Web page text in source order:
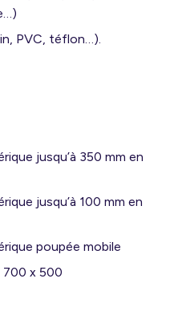
PVC, téflon…).
jusqu’à 350 mm en
jusqu’à 100 mm en
poupée mobile
700 x 500